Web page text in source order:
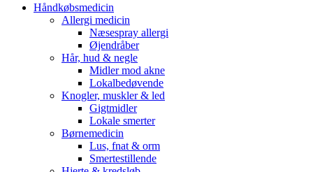
Håndkøbsmedicin
Allergi medicin
Næsespray allergi
Øjendråber
Hår, hud & negle
Midler mod akne
Lokalbedøvende
Knogler, muskler & led
Gigtmidler
Lokale smerter
Børnemedicin
Lus, fnat & orm
Smertestillende